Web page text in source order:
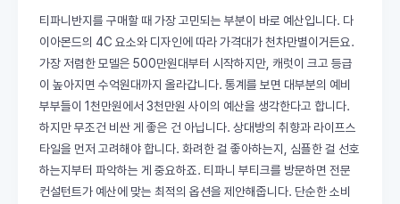
티파니반지를 구매할 때 가장 고민되는 부분이 바로 예산입니다. 다
이아몬드의 4C 요소와 디자인에 따라 가격대가 천차만별이거든요.
가장 저렴한 모델은 500만원대부터 시작하지만, 캐럿이 크고 등급
이 높아지면 수억원대까지 올라갑니다. 통계를 보면 대부분의 예비
부부들이 1천만원에서 3천만원 사이의 예산을 생각한다고 합니다.
하지만 무조건 비싼 게 좋은 건 아닙니다. 상대방의 취향과 라이프스
타일을 먼저 고려해야 합니다. 화려한 걸 좋아하는지, 심플한 걸 선호
하는지부터 파악하는 게 중요하죠. 티파니 부티크를 방문하면 전문
컨설턴트가 예산에 맞는 최적의 옵션을 제안해줍니다. 단순한 소비